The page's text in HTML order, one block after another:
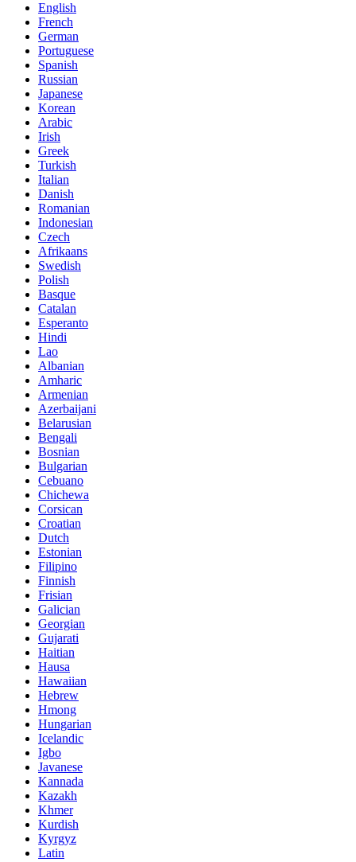
English
French
German
Portuguese
Spanish
Russian
Japanese
Korean
Arabic
Irish
Greek
Turkish
Italian
Danish
Romanian
Indonesian
Czech
Afrikaans
Swedish
Polish
Basque
Catalan
Esperanto
Hindi
Lao
Albanian
Amharic
Armenian
Azerbaijani
Belarusian
Bengali
Bosnian
Bulgarian
Cebuano
Chichewa
Corsican
Croatian
Dutch
Estonian
Filipino
Finnish
Frisian
Galician
Georgian
Gujarati
Haitian
Hausa
Hawaiian
Hebrew
Hmong
Hungarian
Icelandic
Igbo
Javanese
Kannada
Kazakh
Khmer
Kurdish
Kyrgyz
Latin